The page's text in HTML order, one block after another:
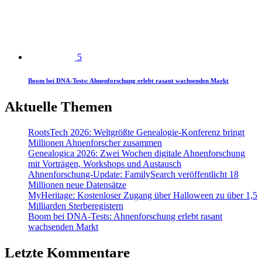
5
Boom bei DNA-Tests: Ahnenforschung erlebt rasant wachsenden Markt
Aktuelle Themen
RootsTech 2026: Weltgrößte Genealogie-Konferenz bringt
Millionen Ahnenforscher zusammen
Genealogica 2026: Zwei Wochen digitale Ahnenforschung
mit Vorträgen, Workshops und Austausch
Ahnenforschung-Update: FamilySearch veröffentlicht 18
Millionen neue Datensätze
MyHeritage: Kostenloser Zugang über Halloween zu über 1,5
Milliarden Sterberegistern
Boom bei DNA-Tests: Ahnenforschung erlebt rasant
wachsenden Markt
Letzte Kommentare